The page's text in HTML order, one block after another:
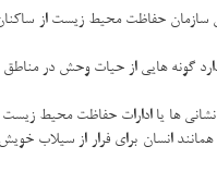
حفاظت محیط زیست از
گونه هایی از حیات وحش در
ها یا ادارات حفاظت محیط زیست
انسان برای فرار از سیلاب خویش